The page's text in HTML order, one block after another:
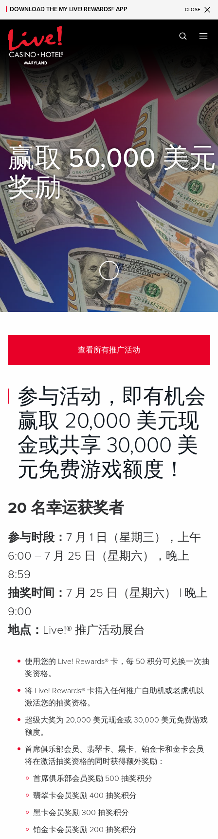
Skip to main content
Skip to mobile navigation
Skip to search
DOWNLOAD THE MY LIVE! REWARDS® APP CLOSE
赢取 50,000 美元
奖励
Skip to Main Content
查看所有推广活动
参与活动，即有机会
赢取 20,000 美元现
金或共享 30,000 美
元免费游戏额度！
20 名幸运获奖者
参与时段： 7 月 1 日（星期三），上午
6:00 – 7 月 25 日（星期六），晚上
8:59
抽奖时间： 7 月 25 日（星期六） | 晚上
9:00
地点： Live!® 推广活动展台
使用您的 Live! Rewards® 卡，每 50 积分可兑换一次抽
奖资格。
将 Live! Rewards® 卡插入任何推广自助机或老虎机以
激活您的抽奖资格。
超级大奖为 20,000 美元现金或 30,000 美元免费游戏
额度。
首席俱乐部会员、翡翠卡、黑卡、铂金卡和金卡会员
将在激活抽奖资格的同时获得额外奖励：
首席俱乐部会员奖励 500 抽奖积分
翡翠卡会员奖励 400 抽奖积分
黑卡会员奖励 300 抽奖积分
铂金卡会员奖励 200 抽奖积分